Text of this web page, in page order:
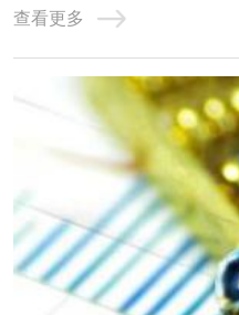
类单独个人债务：这是指仅
他共同债务人。共同债务：
化为共同债务。例如，根据
查看更多